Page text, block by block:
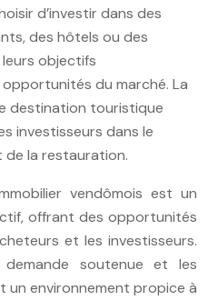
d’investir dans des
des hôtels ou des
objectifs
du marché. La
destination touristique
investisseurs dans le
de la restauration.
vendômois est un
offrant des opportunités
et les investisseurs.
soutenue et les
un environnement propice à